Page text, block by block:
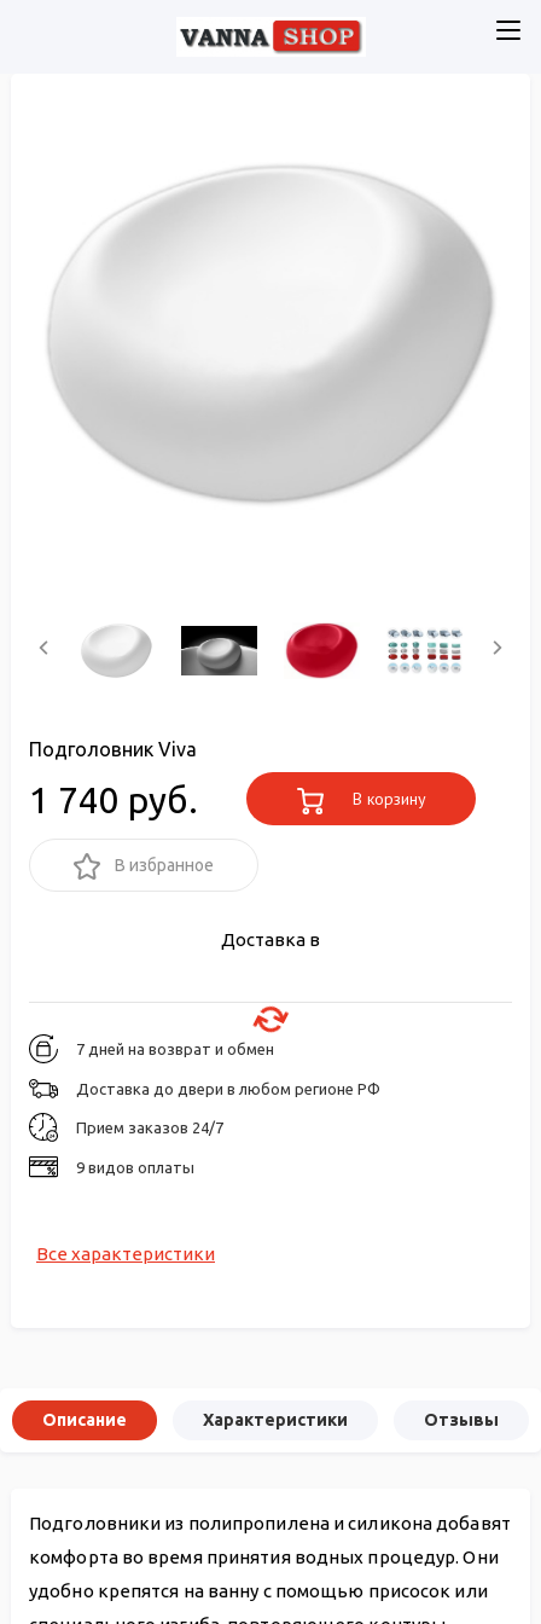
Подголовник Viva
1 740 руб. В корзину
В избранное
Доставка в
7 дней на возврат и обмен
Доставка до двери в любом регионе РФ
Прием заказов 24/7
9 видов оплаты
Все характеристики
Описание Характеристики Отзывы
Подголовники из полипропилена и силикона добавят
комфорта во время принятия водных процедур. Они
удобно крепятся на ванну с помощью присосок или